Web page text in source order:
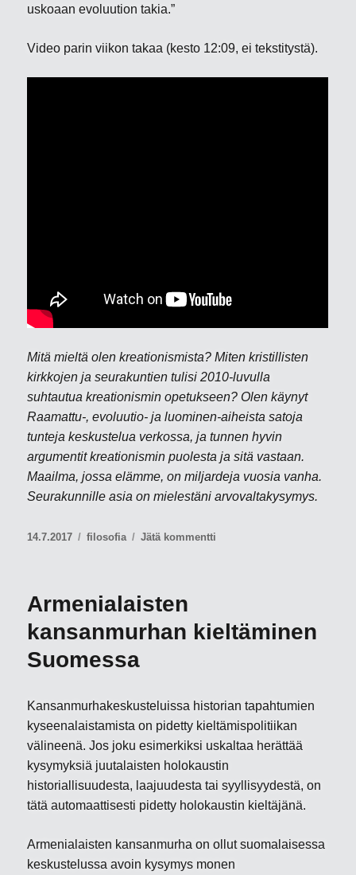
uskoaan evoluution takia.”
Video parin viikon takaa (kesto 12:09, ei tekstitystä).
Mitä mieltä olen kreationismista? Miten kristillisten
kirkkojen ja seurakuntien tulisi 2010-luvulla
suhtautua kreationismin opetukseen? Olen käynyt
Raamattu-, evoluutio- ja luominen-aiheista satoja
tunteja keskustelua verkossa, ja tunnen hyvin
argumentit kreationismin puolesta ja sitä vastaan.
Maailma, jossa elämme, on miljardeja vuosia vanha.
Seurakunnille asia on mielestäni arvovaltakysymys.
Julkaistu
14.7.2017 Kategoriat
filosofia Jätä kommentti
Armenialaisten
kansanmurhan kieltäminen
Suomessa
Kansanmurhakeskusteluissa historian tapahtumien
kyseenalaistamista on pidetty kieltämispolitiikan
välineenä. Jos joku esimerkiksi uskaltaa herättää
kysymyksiä juutalaisten holokaustin
historiallisuudesta, laajuudesta tai syyllisyydestä, on
tätä automaattisesti pidetty holokaustin kieltäjänä.
Armenialaisten kansanmurha on ollut suomalaisessa
keskustelussa avoin kysymys monen